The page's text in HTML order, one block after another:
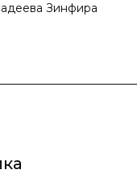
Зинфира